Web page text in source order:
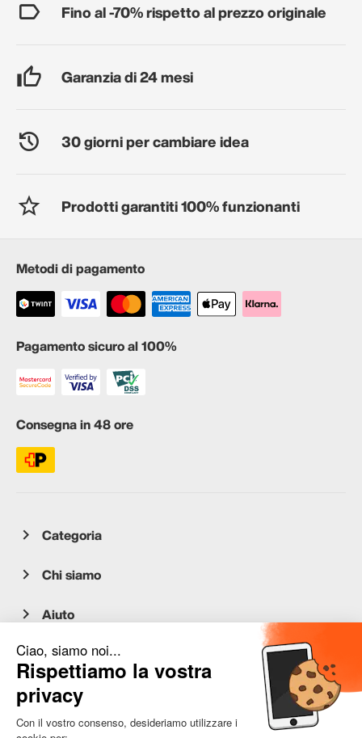
Fino al -70% rispetto al prezzo originale
Garanzia di 24 mesi
30 giorni per cambiare idea
Prodotti garantiti 100% funzionanti
Metodi di pagamento
Pagamento sicuro al 100%
Consegna in 48 ore
Categoria
Chi siamo
Aiuto
Servizio clienti
occasion.migros.mobile@recommerce.com
Lunedì-Venerdì 08:00-17:00